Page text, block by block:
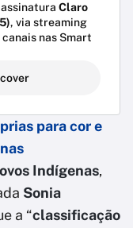
assinatura Claro
, via streaming
canais nas Smart
para cor e
Indígenas,
Sonia
a “classificação